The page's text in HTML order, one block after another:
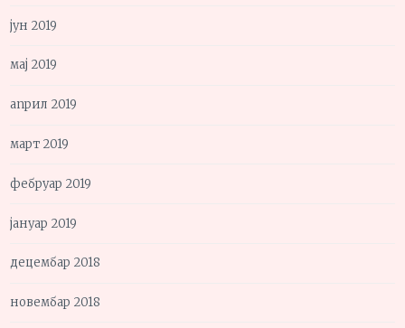
јун 2019
мај 2019
април 2019
март 2019
фебруар 2019
јануар 2019
децембар 2018
новембар 2018